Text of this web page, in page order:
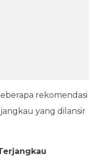
rekomendasi
yang dilansir